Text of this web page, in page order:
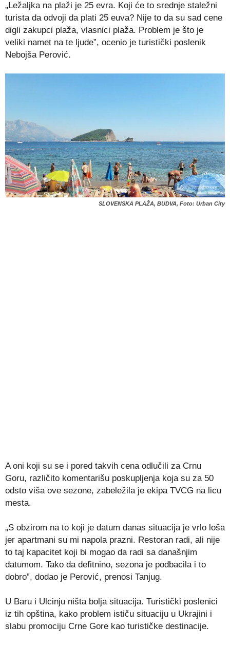
„Ležaljka na plaži je 25 evra. Koji će to srednje staležni
turista da odvoji da plati 25 euva? Nije to da su sad cene
digli zakupci plaža, vlasnici plaža. Problem je što je
veliki namet na te ljude”, ocenio je turistički poslenik
Nebojša Perović.
SLOVENSKA PLAŽA, BUDVA, Foto: Urban City
A oni koji su se i pored takvih cena odlučili za Crnu
Goru, različito komentarišu poskupljenja koja su za 50
odsto viša ove sezone, zabeležila je ekipa TVCG na licu
mesta.
„S obzirom na to koji je datum danas situacija je vrlo loša
jer apartmani su mi napola prazni. Restoran radi, ali nije
to taj kapacitet koji bi mogao da radi sa današnjim
datumom. Tako da defitnino, sezona je podbacila i to
dobro”, dodao je Perović, prenosi Tanjug.
U Baru i Ulcinju ništa bolja situacija. Turistički poslenici
iz tih opština, kako problem ističu situaciju u Ukrajini i
slabu promociju Crne Gore kao turističke destinacije.